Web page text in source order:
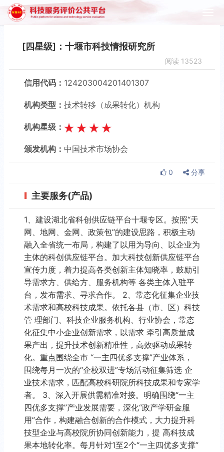
[四星级]：十堰市科技情报研究所
阅读 13523
信用代码： 124203004201401307
机构类型： 技术转移（成果转化）机构
机构星级：
颁发机构： 中国技术市场协会
0 分享
主要服务(产品)
1、建设湖北省科创供应链平台十堰专区。按照“天
网、地网、金网、政策包”的建设思路，积极主动
融入全省统一布局，构建了以用为导向、以企业为
主体的科创供应链平台。加大科技创新供应链平台
宣传力度，着力提高各类创新主体知晓率，鼓励引
导需求方、供给方、服务机构等 各类主体入驻平
台，发布需求、寻求合作。 2、常态化征集企业技
术需求和高校科技成果。依托各县（市、区）科技
管 理部门、科技企业服务机构、行业协会，常态
化征集中小企业创新需求，以需求 牵引高质量成
果产出，提升技术创新精准性，高效驱动成果转
化。重点围绕全市 “一主四优多支撑”产业体系，
围绕每月一次的“企校双进”专场活动征集筛选 企
业技术需求，匹配高校科研院所科技成果和专家学
者。 3、深入开展供需精准对接。明确围绕“一主
四优多支撑”产业发展需要，深化“政产学研金服
用”合作，构建融合创新的合作模式，大力提升科
技型企业与高校院所协同创新能力，提 高科技成
果本地转化率。每月针对1至2个“一主四优多支撑”